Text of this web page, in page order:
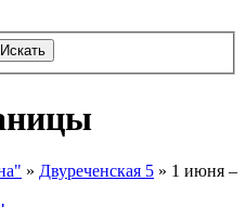
Искать
» Двуреченская 5 » 1 июня –